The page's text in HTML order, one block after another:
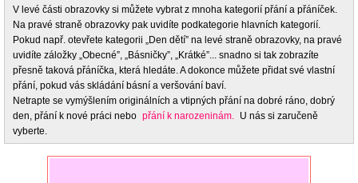
V levé části obrazovky si můžete vybrat z mnoha kategorií přání a přáníček.
Na pravé straně obrazovky pak uvidíte podkategorie hlavních kategorií.
Pokud např. otevřete kategorii „Den dětí” na levé straně obrazovky, na pravé
uvidíte záložky „Obecné”, „Básničky”, „Krátké”... snadno si tak zobrazíte
přesně taková přáníčka, která hledáte. A dokonce můžete přidat své vlastní
přání, pokud vás skládání básní a veršování baví.
Netrapte se vymýšlením originálních a vtipných přání na dobré ráno, dobrý
den, přání k nové práci nebo přání k narozeninám. U nás si zaručeně
vyberte.